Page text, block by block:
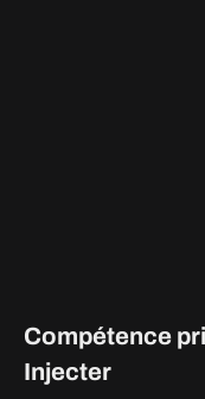
Compétence
Injecter